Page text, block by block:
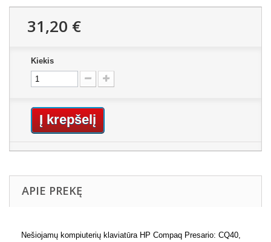
31,20 €
Kiekis
Į krepšelį
APIE PREKĘ
Nešiojamų kompiuterių klaviatūra HP Compaq Presario: CQ40,